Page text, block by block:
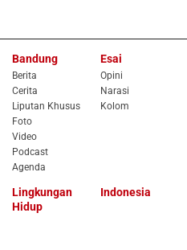
Bandung
Berita
Cerita
Liputan Khusus
Foto
Video
Podcast
Agenda
Esai
Opini
Narasi
Kolom
Lingkungan
Hidup
Indonesia